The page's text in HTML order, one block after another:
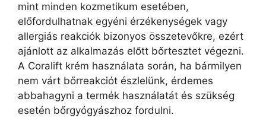
mint minden kozmetikum esetében,
előfordulhatnak egyéni érzékenységek vagy
allergiás reakciók bizonyos összetevőkre, ezért
ajánlott az alkalmazás előtt bőrtesztet végezni.
A Coralift krém használata során, ha bármilyen
nem várt bőrreakciót észlelünk, érdemes
abbahagyni a termék használatát és szükség
esetén bőrgyógyászhoz fordulni.